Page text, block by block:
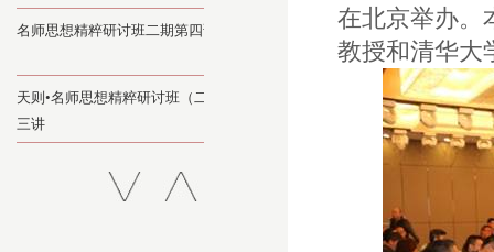
名师思想精粹研讨班二期第四讲
天则•名师思想精粹研讨班（二）第
三讲
在北京举办。
教授和清华大